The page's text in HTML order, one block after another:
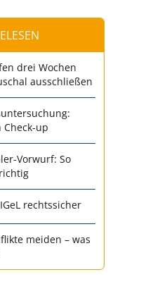
drei Wochen
ausschließen
up
Vorwurf: So
rechtssicher
meiden – was